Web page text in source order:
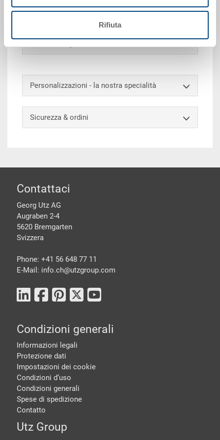
Rifiuta
conchiglia, etichetta EAN
Personalizzazioni - la nostra specialità
Sicurezza & ordini
piè di pagine
Contattaci
Georg Utz AG
Augraben 2-4
5620 Bremgarten
Svizzera
Phone: +41 56 648 77 11
E-Mail: info.ch@utzgroup.com
Condizioni generali
Informazioni legali
Protezione dati
Impostazioni dei cookie
Condizioni d‘uso
Condizioni generali
Spese di spedizione
Contatto
Utz Group